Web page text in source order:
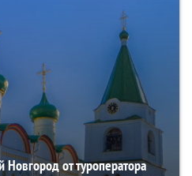
от туроператора